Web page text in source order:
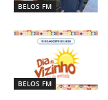
BELOS FM
BELOS FM